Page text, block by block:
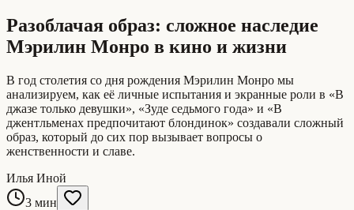
Разоблачая образ: сложное наследие
Мэрилин Монро в кино и жизни
В год столетия со дня рождения Мэрилин Монро мы
анализируем, как её личные испытания и экранные роли в «В
джазе только девушки», «Зуде седьмого года» и «В
джентльменах предпочитают блондинок» создавали сложный
образ, который до сих пор вызывает вопросы о
женственности и славе.
Илья Иной
3 мин